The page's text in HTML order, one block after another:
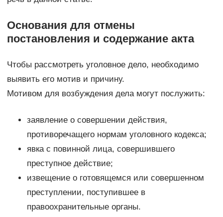
Основания для отмены
постановления и содержание акта
Чтобы рассмотреть уголовное дело, необходимо
выявить его мотив и причину.
Мотивом для возбуждения дела могут послужить:
заявление о совершении действия,
противоречащего нормам уголовного кодекса;
явка с повинной лица, совершившего
преступное действие;
извещение о готовящемся или совершенном
преступлении, поступившее в
правоохранительные органы.